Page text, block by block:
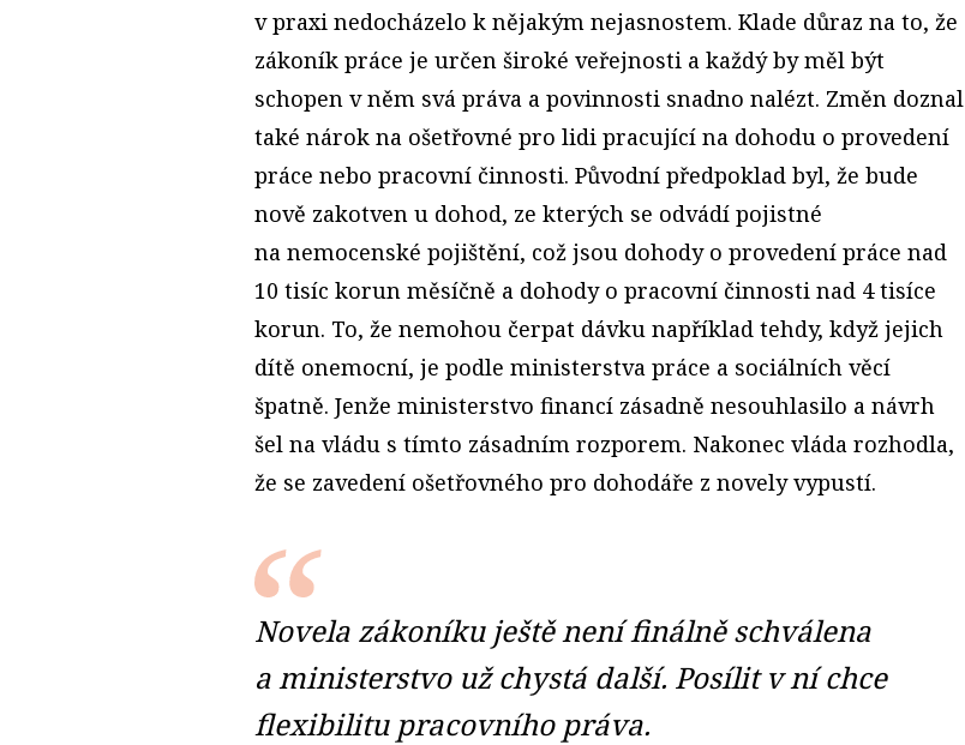
v praxi nedocházelo k nějakým nejasnostem. Klade důraz na to, že
zákoník práce je určen široké veřejnosti a každý by měl být
schopen v něm svá práva a povinnosti snadno nalézt. Změn doznal
také nárok na ošetřovné pro lidi pracující na dohodu o provedení
práce nebo pracovní činnosti. Původní předpoklad byl, že bude
nově zakotven u dohod, ze kterých se odvádí pojistné
na nemocenské pojištění, což jsou dohody o provedení práce nad
10 tisíc korun měsíčně a dohody o pracovní činnosti nad 4 tisíce
korun. To, že nemohou čerpat dávku například tehdy, když jejich
dítě onemocní, je podle ministerstva práce a sociálních věcí
špatně. Jenže ministerstvo financí zásadně nesouhlasilo a návrh
šel na vládu s tímto zásadním rozporem. Nakonec vláda rozhodla,
že se zavedení ošetřovného pro dohodáře z novely vypustí.
Novela zákoníku ještě není finálně schválena
a ministerstvo už chystá další. Posílit v ní chce
flexibilitu pracovního práva.